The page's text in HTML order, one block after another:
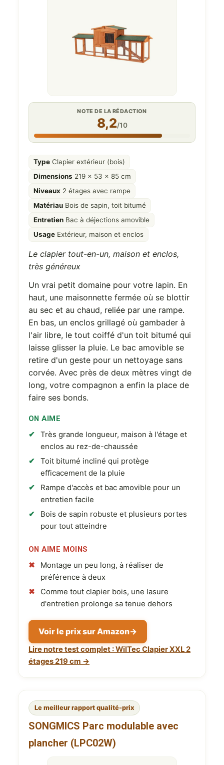
NOTE DE LA RÉDACTION
8,2/10
Type Clapier extérieur (bois)
Dimensions 219 x 53 x 85 cm
Niveaux 2 étages avec rampe
Matériau Bois de sapin, toit bitumé
Entretien Bac à déjections amovible
Usage Extérieur, maison et enclos
Le clapier tout-en-un, maison et enclos,
très généreux
Un vrai petit domaine pour votre lapin. En
haut, une maisonnette fermée où se blottir
au sec et au chaud, reliée par une rampe.
En bas, un enclos grillagé où gambader à
l'air libre, le tout coiffé d'un toit bitumé qui
laisse glisser la pluie. Le bac amovible se
retire d'un geste pour un nettoyage sans
corvée. Avec près de deux mètres vingt de
long, votre compagnon a enfin la place de
faire ses bonds.
ON AIME
Très grande longueur, maison à l'étage et
enclos au rez-de-chaussée
Toit bitumé incliné qui protège
efficacement de la pluie
Rampe d'accès et bac amovible pour un
entretien facile
Bois de sapin robuste et plusieurs portes
pour tout atteindre
ON AIME MOINS
Montage un peu long, à réaliser de
préférence à deux
Comme tout clapier bois, une lasure
d'entretien prolonge sa tenue dehors
Voir le prix sur Amazon→
Lire notre test complet : WilTec Clapier XXL 2
étages 219 cm →
Le meilleur rapport qualité-prix
SONGMICS Parc modulable avec
plancher (LPC02W)